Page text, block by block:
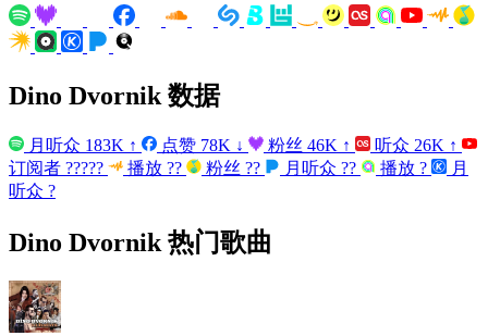
Dino Dvornik 数据
月听众 183K ↑ 点赞 78K ↓ 粉丝 46K ↑ 听众 26K ↑
订阅者 ????? 播放 ?? 粉丝 ?? 月听众 ?? 播放 ?
月
听众 ?
Dino Dvornik 热门歌曲